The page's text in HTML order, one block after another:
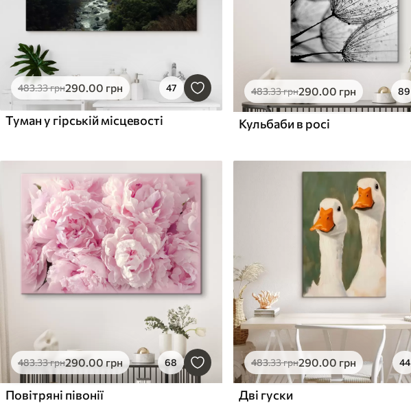
483.33грн290 .00 грн 47
Туман у гірській місцевості
483.33грн290 .00 грн 89
Кульбаби в росі
483.33грн290 .00 грн 68
Повітряні півонії
483.33грн290 .00 грн 44
Дві гуски